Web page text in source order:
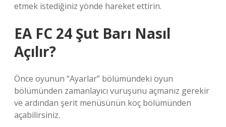
etmek istediğiniz yönde hareket ettirin.
EA FC 24 Şut Barı Nasıl
Açılır?
Önce oyunun “Ayarlar” bölümündeki oyun
bölümünden zamanlayıcı vuruşunu açmanız gerekir
ve ardından şerit menüsünün koç bölümünden
açabilirsiniz.